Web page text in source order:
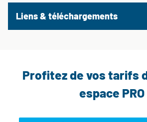
Liens & téléchargements
Profitez de vos tarifs
espace PRO